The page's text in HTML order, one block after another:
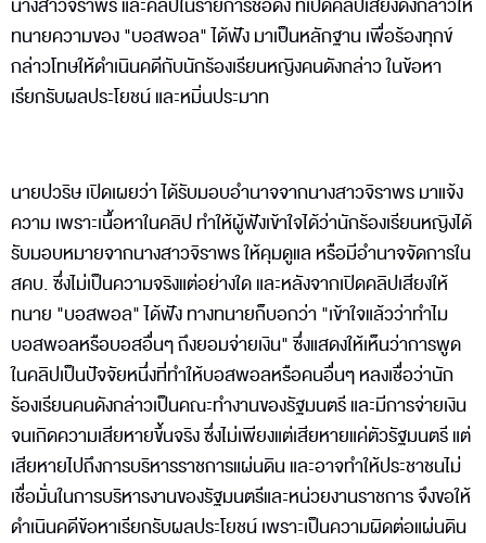
ทนายความของ "บอสพอล" ได้ฟัง มาเป็นหลักฐาน เพื่อร้องทุกข์
กล่าวโทษให้ดำเนินคดีกับนักร้องเรียนหญิงคนดังกล่าว ในข้อหา
เรียกรับผลประโยชน์ และหมิ่นประมาท
นายปวริษ เปิดเผยว่า ได้รับมอบอำนาจจากนางสาวจิราพร มาแจ้ง
ความ เพราะเนื้อหาในคลิป ทำให้ผู้ฟังเข้าใจได้ว่านักร้องเรียนหญิงได้
รับมอบหมายจากนางสาวจิราพร ให้คุมดูแล หรือมีอำนาจจัดการใน
สคบ. ซึ่งไม่เป็นความจริงแต่อย่างใด และหลังจากเปิดคลิปเสียงให้
ทนาย "บอสพอล" ได้ฟัง ทางทนายก็บอกว่า "เข้าใจแล้วว่าทำไม
บอสพอลหรือบอสอื่นๆ ถึงยอมจ่ายเงิน" ซึ่งแสดงให้เห็นว่าการพูด
ในคลิปเป็นปัจจัยหนึ่งที่ทำให้บอสพอลหรือคนอื่นๆ หลงเชื่อว่านัก
ร้องเรียนคนดังกล่าวเป็นคณะทำงานของรัฐมนตรี และมีการจ่ายเงิน
จนเกิดความเสียหายขึ้นจริง ซึ่งไม่เพียงแต่เสียหายแค่ตัวรัฐมนตรี แต่
เสียหายไปถึงการบริหารราชการแผ่นดิน และอาจทำให้ประชาชนไม่
เชื่อมั่นในการบริหารงานของรัฐมนตรีและหน่วยงานราชการ จึงขอให้
ดำเนินคดีข้อหาเรียกรับผลประโยชน์ เพราะเป็นความผิดต่อแผ่นดิน